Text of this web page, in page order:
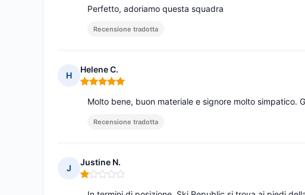
Perfetto, adoriamo questa squadra
Recensione tradotta
H
Helene C.
Nota: 5 su 5
Molto bene, buon materiale e signore molto simpatico.
Recensione tradotta
J
Justine N.
Nota: 1 su 5